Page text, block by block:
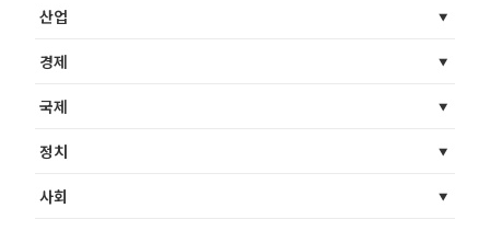
산업
경제
국제
정치
사회